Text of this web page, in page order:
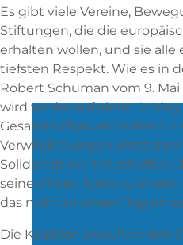
Es gibt viele Vereine,
Stiftungen, die die
erhalten wollen, und sie alle
tiefsten Respekt. Wie es in
Robert Schuman vom 9. Mai
wird weder auf einen
Gesamtaufbau entstehen:
Verwirklichungen
Solidarität der Tat
seinen/ihren Stein zu einem
das nicht an einem Tag
Die Koalition zwischen den